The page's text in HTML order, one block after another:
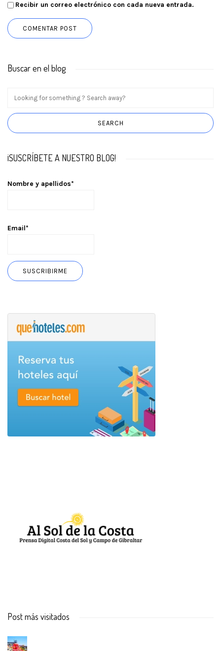
Recibir un correo electrónico con cada nueva entrada.
Buscar en el blog
¡SUSCRÍBETE A NUESTRO BLOG!
Nombre y apellidos*
Email*
Post más visitados